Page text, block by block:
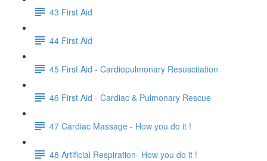
43 First Aid
44 First Aid
45 First Aid - Cardiopulmonary Resuscitation
46 First Aid - Cardiac & Pulmonary Rescue
47 Cardiac Massage - How you do it !
48 Artificial Respiration- How you do it !